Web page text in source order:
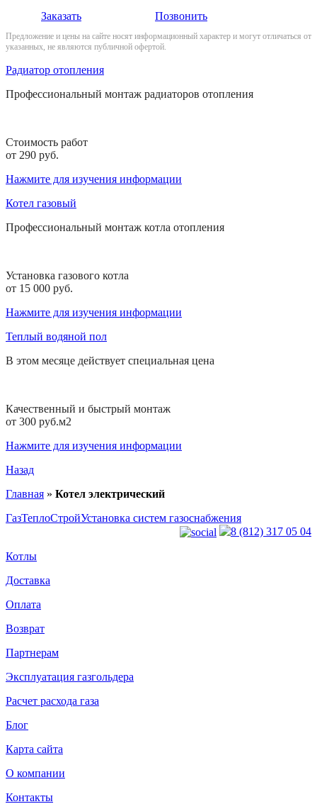
Заказать Позвонить
Предложение и цены на сайте носят информационный характер и могут отличаться от
указанных, не являются публичной офертой.
Радиатор отопления
Профессиональный монтаж радиаторов отопления
Стоимость работ
от 290 руб.
Нажмите для изучения информации
Котел газовый
Профессиональный монтаж котла отопления
Установка газового котла
от 15 000 руб.
Нажмите для изучения информации
Теплый водяной пол
В этом месяце действует специальная цена
Качественный и быстрый монтаж
от 300 руб.м2
Нажмите для изучения информации
Назад
Главная » Котел электрический
ГазТеплоСтройУстановка систем газоснабжения
8 (812) 317 05 04
Котлы
Доставка
Оплата
Возврат
Партнерам
Эксплуатация газгольдера
Расчет расхода газа
Блог
Карта сайта
О компании
Контакты